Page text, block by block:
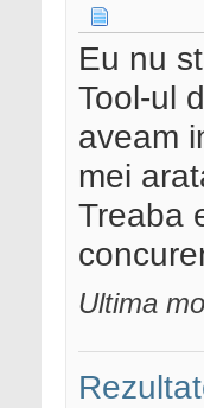
Eu nu
Tool-ul
aveam
mei
Treaba
Ultima